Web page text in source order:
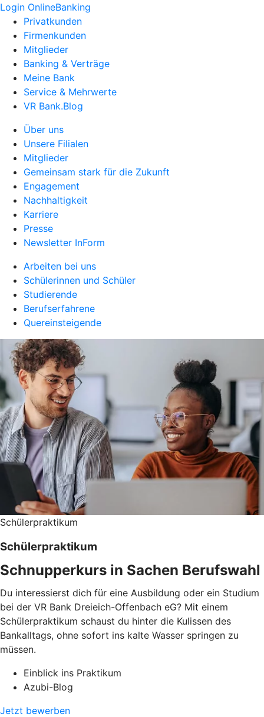
Login OnlineBanking
Privatkunden
Firmenkunden
Mitglieder
Banking & Verträge
Meine Bank
Service & Mehrwerte
VR Bank.Blog
Über uns
Unsere Filialen
Mitglieder
Gemeinsam stark für die Zukunft
Engagement
Nachhaltigkeit
Karriere
Presse
Newsletter InForm
Arbeiten bei uns
Schülerinnen und Schüler
Studierende
Berufserfahrene
Quereinsteigende
Schülerpraktikum
Schülerpraktikum
Schnupperkurs in Sachen Berufswahl
Du interessierst dich für eine Ausbildung oder ein Studium
bei der VR Bank Dreieich-Offenbach eG? Mit einem
Schülerpraktikum schaust du hinter die Kulissen des
Bankalltags, ohne sofort ins kalte Wasser springen zu
müssen.
Einblick ins Praktikum
Azubi-Blog
Jetzt bewerben